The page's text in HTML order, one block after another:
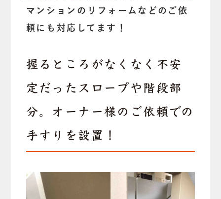
マンションのリフォームなどのご依
頼にも対応してます！
握るところがなくなく不安
定だったスロープや階段部
分。オーナー様のご依頼での
手すりを設置！